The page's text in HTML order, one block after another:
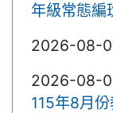
年級常態編
2026-08-
2026-08-
115年8月